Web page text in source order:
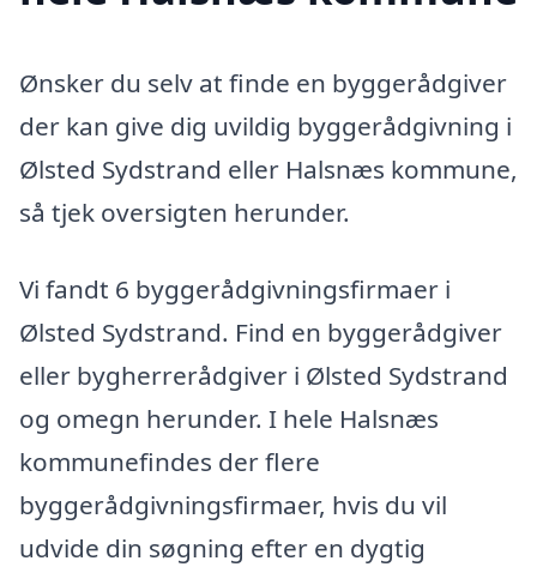
Ønsker du selv at finde en byggerådgiver
der kan give dig uvildig byggerådgivning i
Ølsted Sydstrand eller Halsnæs kommune,
så tjek oversigten herunder.
Vi fandt 6 byggerådgivningsfirmaer i
Ølsted Sydstrand. Find en byggerådgiver
eller bygherrerådgiver i Ølsted Sydstrand
og omegn herunder. I hele Halsnæs
kommunefindes der flere
byggerådgivningsfirmaer, hvis du vil
udvide din søgning efter en dygtig